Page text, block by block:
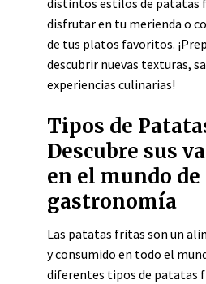
distintos estilos de patatas
disfrutar en tu merienda o
de tus platos favoritos.
descubrir nuevas texturas,
experiencias culinarias!
Tipos de
Descubre sus
en el mundo de
gastronomía
Las patatas fritas son un
y consumido en todo el
diferentes tipos de patatas